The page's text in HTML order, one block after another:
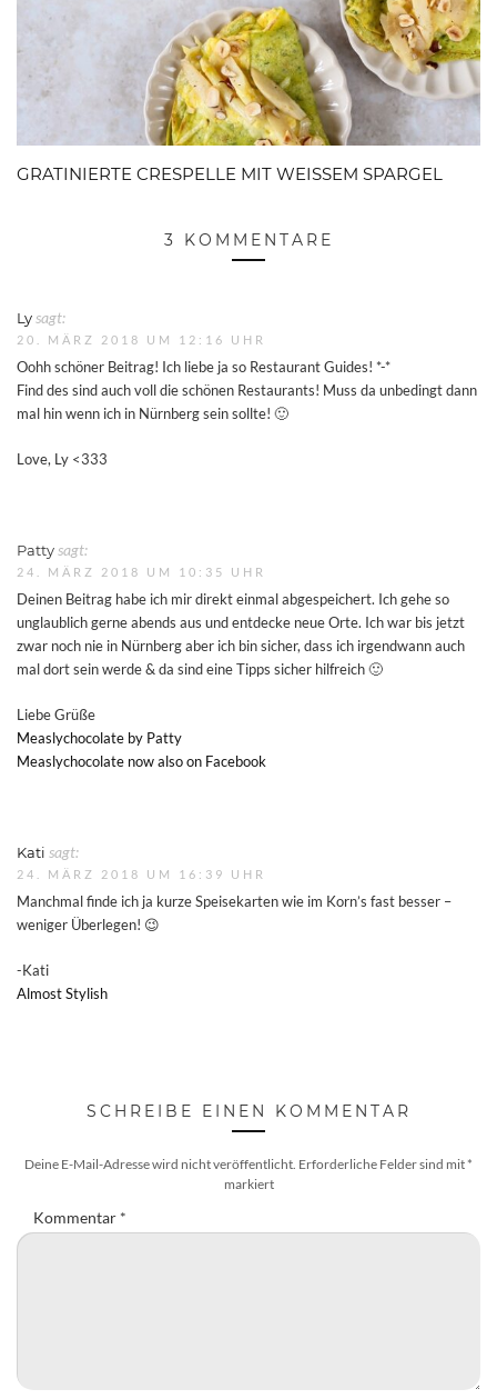
GRATINIERTE CRESPELLE MIT WEISSEM SPARGEL
3 KOMMENTARE
Lysagt:
20. MÄRZ 2018 UM 12:16 UHR
Oohh schöner Beitrag! Ich liebe ja so Restaurant Guides! *-*
Find des sind auch voll die schönen Restaurants! Muss da unbedingt dann
mal hin wenn ich in Nürnberg sein sollte! 🙂
Love, Ly <333
Pattysagt:
24. MÄRZ 2018 UM 10:35 UHR
Deinen Beitrag habe ich mir direkt einmal abgespeichert. Ich gehe so
unglaublich gerne abends aus und entdecke neue Orte. Ich war bis jetzt
zwar noch nie in Nürnberg aber ich bin sicher, dass ich irgendwann auch
mal dort sein werde & da sind eine Tipps sicher hilfreich 🙂
Liebe Grüße
Measlychocolate by Patty
Measlychocolate now also on Facebook
Kati sagt:
24. MÄRZ 2018 UM 16:39 UHR
Manchmal finde ich ja kurze Speisekarten wie im Korn’s fast besser –
weniger Überlegen! 😉
-Kati
Almost Stylish
SCHREIBE EINEN KOMMENTAR
Deine E-Mail-Adresse wird nicht veröffentlicht. Erforderliche Felder sind mit *
markiert
Kommentar *